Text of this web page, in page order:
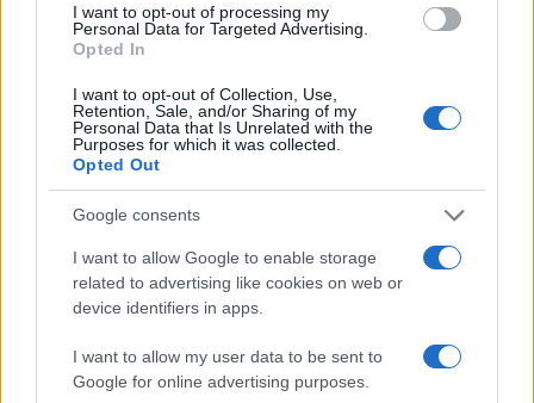
I want to opt-out of processing my
Personal Data for Targeted Advertising.
Opted In
I want to opt-out of Collection, Use,
Retention, Sale, and/or Sharing of my
Personal Data that Is Unrelated with the
Purposes for which it was collected.
Opted Out
Google consents
I want to allow Google to enable storage
related to advertising like cookies on web or
device identifiers in apps.
I want to allow my user data to be sent to
Google for online advertising purposes.
του καταφυγίου είναι 210 τ.μ., ενώ το μέγιστο
ύψος είναι 2,10 μέτρα.
Οι τοίχοι είναι κατασκευασμένοι από πέτρα, οι
τοξωτές οροφές από κεραμικά στοιχεία
(συμπαγή τούβλα) και οι δύο είσοδοί του έχουν
σιδερένιες πόρτες με καμάρα σε ημικυκλικό
Πρόκειται χωρίς αμφιβολία για ένα από τα πιο
ιστορικά και σημαντικά – ίσως το σημαντικότερο –
καταφύγιο που έχει κατασκευαστεί και συνέβαλε